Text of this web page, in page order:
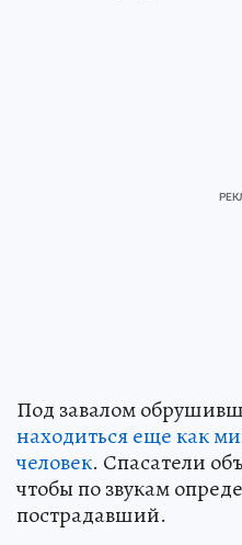
Под завалом
находиться еще как
человек. Спасатели
чтобы по звукам
пострадавший.